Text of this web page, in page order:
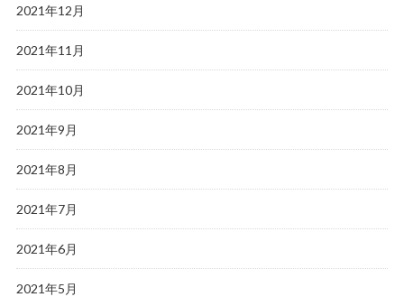
2021年12月
2021年11月
2021年10月
2021年9月
2021年8月
2021年7月
2021年6月
2021年5月